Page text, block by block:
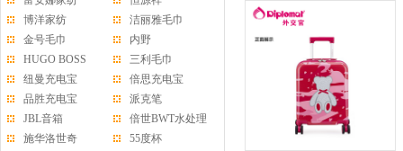
博洋家纺
洁丽雅毛巾
金号毛巾
内野
HUGO BOSS
三利毛巾
纽曼充电宝
倍思充电宝
品胜充电宝
派克笔
JBL音箱
倍世BWT水处理
施华洛世奇
55度杯